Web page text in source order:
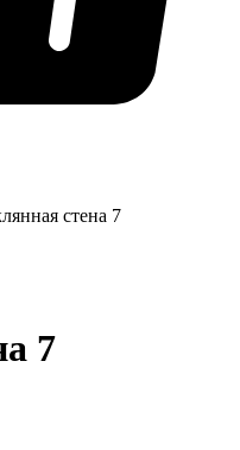
стена 7
7